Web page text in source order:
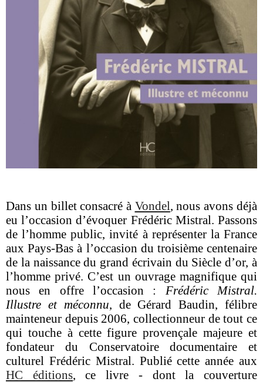
Dans un billet consacré à Vondel, nous avons déjà
eu l’occasion d’évoquer Frédéric Mistral. Passons
de l’homme public, invité à représenter la France
aux Pays-Bas à l’occasion du troisième centenaire
de la naissance du grand écrivain du Siècle d’or, à
l’homme privé. C’est un ouvrage magnifique qui
nous en offre l’occasion : Frédéric Mistral.
Illustre et méconnu, de Gérard Baudin, félibre
mainteneur depuis 2006, collectionneur de tout ce
qui touche à cette figure provençale majeure et
fondateur du Conservatoire documentaire et
culturel Frédéric Mistral. Publié cette année aux
HC éditions, ce livre - dont la couverture